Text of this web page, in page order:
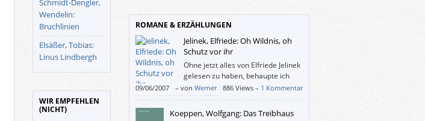
Schmidt-Dengler,
Wendelin:
Bruchlinien
Elsäßer, Tobias:
Linus Lindbergh
WIR EMPFEHLEN
(NICHT)
ROMANE & ERZÄHLUNGEN
Jelinek, Elfriede: Oh Wildnis, oh
Schutz vor ihr
Ohne jetzt alles von Elfriede Jelinek
gelesen zu haben, behaupte ich
einmal, dieses Buch (aus dem Jahr
1985) sei ihr zugänglichstes.
09/06/2007 – von Werner 886 Views – 1 Kommentar
Koeppen, Wolfgang: Das Treibhaus